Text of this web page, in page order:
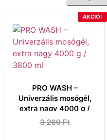
AKCIÓ!
PRO WASH –
Univerzális mosógél,
extra nagy 4000 g /
3800 ml
3 269Ft
Original
Current